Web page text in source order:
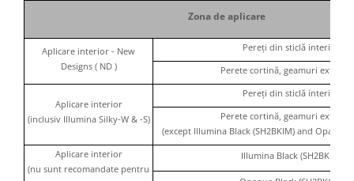
Zona de aplicare
Aplicare interior - New
Designs ( ND )
Pereți din sticlă interior
Perete cortină, geamuri
Aplicare interior
(inclusiv Illumina Silky-W & -S)
Pereți din sticlă interior
Perete cortină, geamuri
(except Illumina Black (SH2BKIM) and Opaque
Aplicare interior
(nu sunt recomandate pentru
Illumina Black (SH2BKIM)